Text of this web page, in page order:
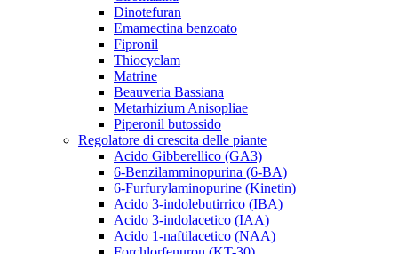
Dinotefuran
Emamectina benzoato
Fipronil
Thiocyclam
Matrine
Beauveria Bassiana
Metarhizium Anisopliae
Piperonil butossido
Regolatore di crescita delle piante
Acido Gibberellico (GA3)
6-Benzilamminopurina (6-BA)
6-Furfurylaminopurine (Kinetin)
Acido 3-indolebutirrico (IBA)
Acido 3-indolacetico (IAA)
Acido 1-naftilacetico (NAA)